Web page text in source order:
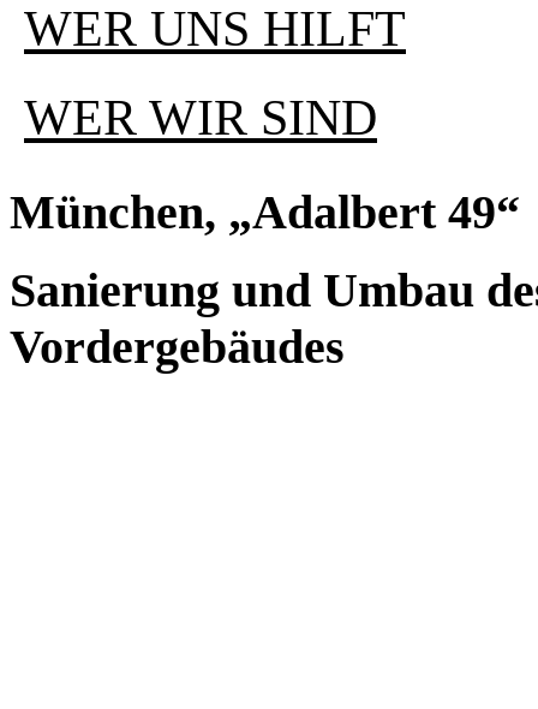
WER UNS HILFT
WER WIR SIND
München, „Adalbert 49“
Sanierung und Umbau
Vordergebäudes